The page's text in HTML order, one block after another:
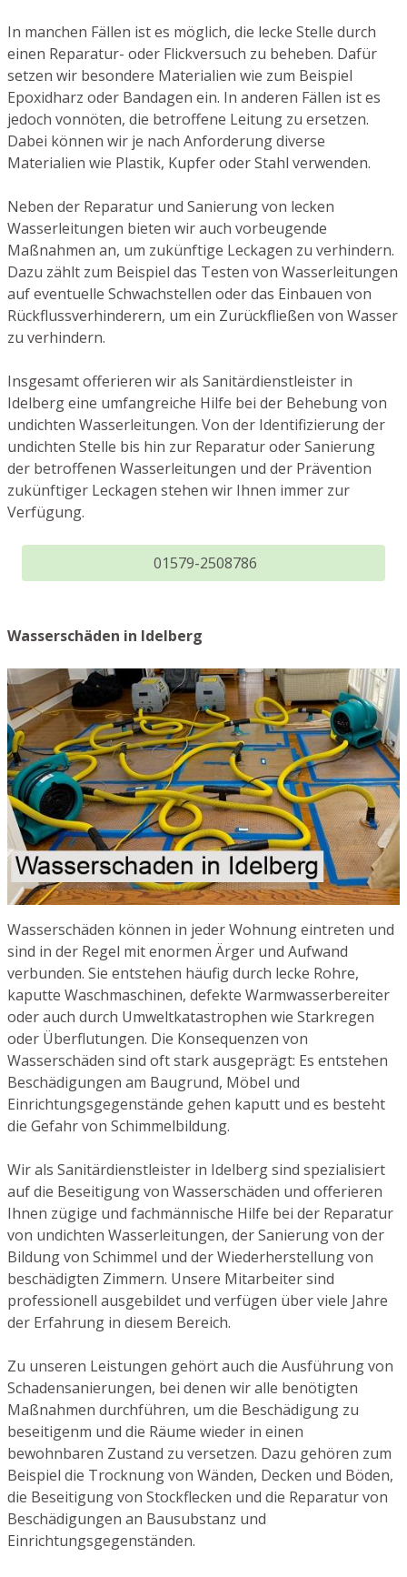
In manchen Fällen ist es möglich, die lecke Stelle durch
einen Reparatur- oder Flickversuch zu beheben. Dafür
setzen wir besondere Materialien wie zum Beispiel
Epoxidharz oder Bandagen ein. In anderen Fällen ist es
jedoch vonnöten, die betroffene Leitung zu ersetzen.
Dabei können wir je nach Anforderung diverse
Materialien wie Plastik, Kupfer oder Stahl verwenden.
Neben der Reparatur und Sanierung von lecken
Wasserleitungen bieten wir auch vorbeugende
Maßnahmen an, um zukünftige Leckagen zu verhindern.
Dazu zählt zum Beispiel das Testen von Wasserleitungen
auf eventuelle Schwachstellen oder das Einbauen von
Rückflussverhinderern, um ein Zurückfließen von Wasser
zu verhindern.
Insgesamt offerieren wir als Sanitärdienstleister in
Idelberg eine umfangreiche Hilfe bei der Behebung von
undichten Wasserleitungen. Von der Identifizierung der
undichten Stelle bis hin zur Reparatur oder Sanierung
der betroffenen Wasserleitungen und der Prävention
zukünftiger Leckagen stehen wir Ihnen immer zur
Verfügung.
01579-2508786
Wasserschäden in Idelberg
Wasserschäden können in jeder Wohnung eintreten und
sind in der Regel mit enormen Ärger und Aufwand
verbunden. Sie entstehen häufig durch lecke Rohre,
kaputte Waschmaschinen, defekte Warmwasserbereiter
oder auch durch Umweltkatastrophen wie Starkregen
oder Überflutungen. Die Konsequenzen von
Wasserschäden sind oft stark ausgeprägt: Es entstehen
Beschädigungen am Baugrund, Möbel und
Einrichtungsgegenstände gehen kaputt und es besteht
die Gefahr von Schimmelbildung.
Wir als Sanitärdienstleister in Idelberg sind spezialisiert
auf die Beseitigung von Wasserschäden und offerieren
Ihnen zügige und fachmännische Hilfe bei der Reparatur
von undichten Wasserleitungen, der Sanierung von der
Bildung von Schimmel und der Wiederherstellung von
beschädigten Zimmern. Unsere Mitarbeiter sind
professionell ausgebildet und verfügen über viele Jahre
der Erfahrung in diesem Bereich.
Zu unseren Leistungen gehört auch die Ausführung von
Schadensanierungen, bei denen wir alle benötigten
Maßnahmen durchführen, um die Beschädigung zu
beseitigenm und die Räume wieder in einen
bewohnbaren Zustand zu versetzen. Dazu gehören zum
Beispiel die Trocknung von Wänden, Decken und Böden,
die Beseitigung von Stockflecken und die Reparatur von
Beschädigungen an Bausubstanz und
Einrichtungsgegenständen.